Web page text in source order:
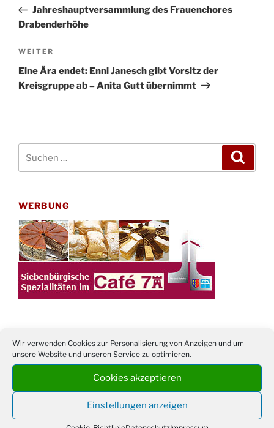
Wir verwenden Cookies zur Personalisierung von Anzeigen und um
unsere Website und unseren Service zu optimieren.
Cookies akzeptieren
Einstellungen anzeigen
Beitrag
Jahreshauptversammlung des Frauenchores
Drabenderhöhe
Nächster
Beitrag
WEITER
Eine Ära endet: Enni Janesch gibt Vorsitz der
Kreisgruppe ab – Anita Gutt übernimmt
WERBUNG
TERMINE
28.8.
Sommerfreizeit der Ev. Jugend in Berlin für
Kinder ab 13 Jahren
29.08.
Damen Doppel - Turnier des TC77 am
Tennisplatz